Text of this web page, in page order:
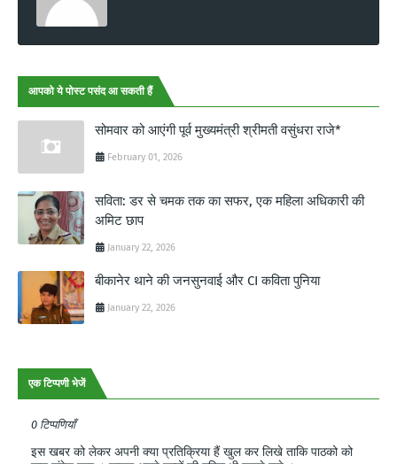
आपको ये पोस्ट पसंद आ सकती हैं
सोमवार को आएंगी पूर्व मुख्यमंत्री श्रीमती वसुंधरा राजे*
February 01, 2026
सविता: डर से चमक तक का सफर, एक महिला अधिकारी की
अमिट छाप
January 22, 2026
बीकानेर थाने की जनसुनवाई और CI कविता पुनिया
January 22, 2026
एक टिप्पणी भेजें
0 टिप्पणियाँ
इस खबर को लेकर अपनी क्या प्रतिक्रिया हैं खुल कर लिखे ताकि पाठको को